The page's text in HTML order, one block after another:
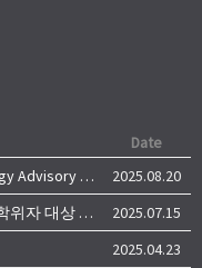
Date
Call for Applications: 2025 Korea Technology Advisory Group (K-TAG)
2025.08.20
과총-한국은행 주관 이공계 분야 석·박사 학위자 대상 서베이
2025.07.15
2025.04.23